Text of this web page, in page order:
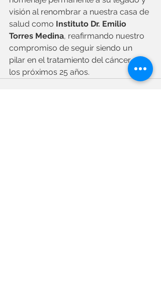
visión al renombrar a nuestra casa de
salud como Instituto Dr. Emilio
Torres Medina, reafirmando nuestro
compromiso de seguir siendo un
pilar en el tratamiento del cáncer por
los próximos 25 años.